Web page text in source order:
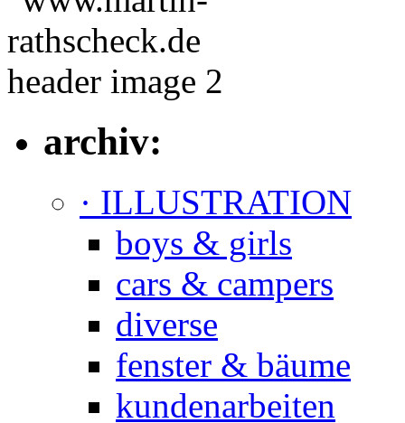
archiv:
· ILLUSTRATION
boys & girls
cars & campers
diverse
fenster & bäume
kundenarbeiten